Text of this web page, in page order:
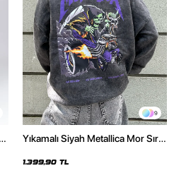
9
Yıkamalı Siyah Metallica Mor Sırt
Hoodie
1.399,90 TL